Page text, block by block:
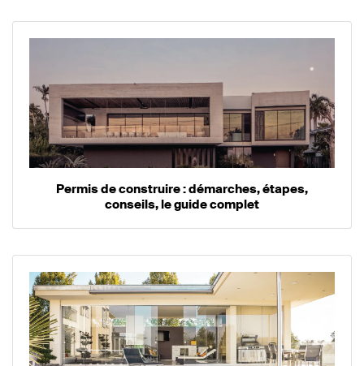
Permis de construire : démarches, étapes,
conseils, le guide complet